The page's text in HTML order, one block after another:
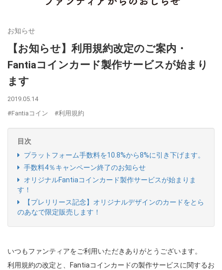
お知らせ
【お知らせ】利用規約改定のご案内・
Fantiaコインカード製作サービスが始まり
ます
2019.05.14
#Fantiaコイン
#利用規約
目次
プラットフォーム手数料を10.8%から8%に引き下げます。
手数料4％キャンペーン終了のお知らせ
オリジナルFantiaコインカード製作サービスが始まりま
す！
【プレリリース記念】オリジナルデザインのカードをとら
のあなで限定販売します！
いつもファンティアをご利用いただきありがとうございます。
利用規約の改定と、Fantiaコインカードの製作サービスに関するお